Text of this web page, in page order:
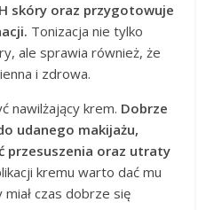
skóry oraz przygotowuje
Tonizacja nie tylko
ale sprawia również, że
i zdrowa.
nawilżający krem. Dobrze
udanego makijażu,
przesuszenia oraz utraty
kremu warto dać mu
miał czas dobrze się